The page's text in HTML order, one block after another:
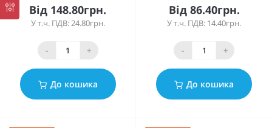
Від 148.80грн.
У т.ч. ПДВ: 24.80грн.
- +
До кошика
Від 86.40грн.
У т.ч. ПДВ: 14.40грн.
- +
До кошика